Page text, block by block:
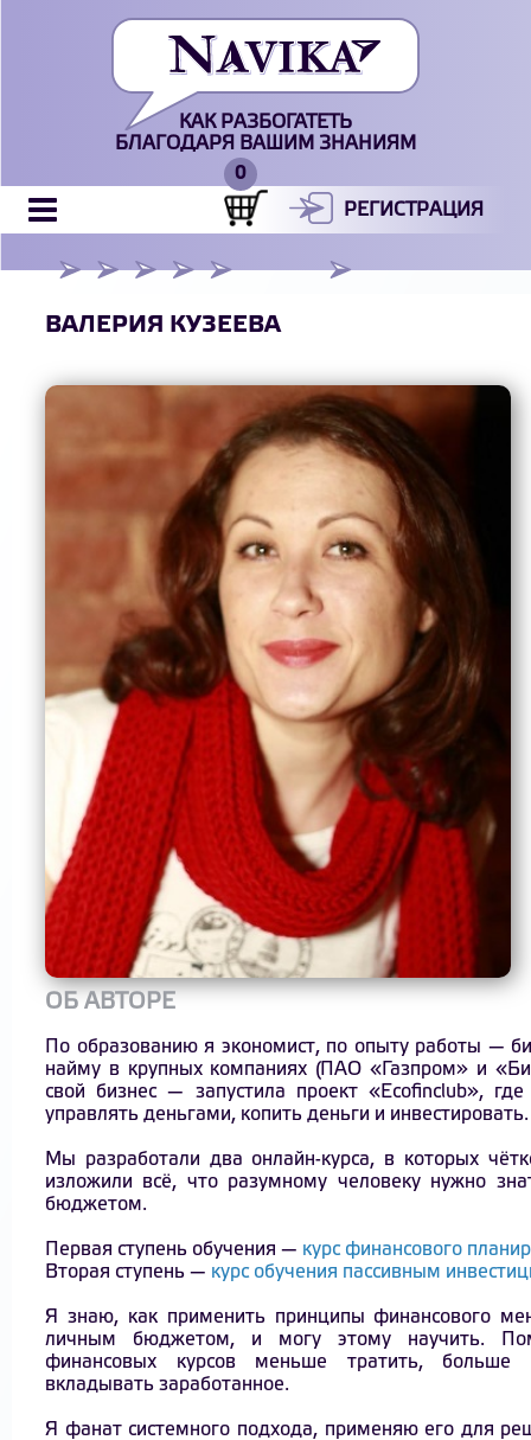
КАК РАЗБОГАТЕТЬ
БЛАГОДАРЯ ВАШИМ ЗНАНИЯМ
РЕГИСТРАЦИЯ
ВАЛЕРИЯ КУЗЕЕВА
ОБ АВТОРЕ
По образованию я экономист, по опыту работы —
найму в крупных компаниях (ПАО «Газпром» и
свой бизнес — запустила проект «Ecofinclub»,
управлять деньгами, копить деньги и
Мы разработали два онлайн-курса, в которых
изложили всё, что разумному человеку нужно
бюджетом.
Первая ступень обучения — курс финансового
Вторая ступень — курс обучения пассивным
Я знаю, как применить принципы финансового
личным бюджетом, и могу этому научить.
финансовых курсов меньше тратить, больше
вкладывать заработанное.
Я фанат системного подхода, применяю его для